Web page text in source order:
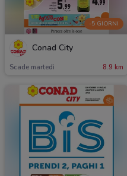
-5 GIORNI
Conad City
Scade martedì 8.9 km